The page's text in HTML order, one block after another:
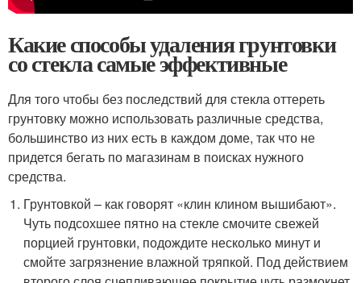
Какие способы удаления грунтовки
со стекла самые эффективные
Для того чтобы без последствий для стекла оттереть
грунтовку можно использовать различные средства,
большинство из них есть в каждом доме, так что не
придется бегать по магазинам в поисках нужного
средства.
Грунтовкой – как говорят «клин клином вышибают».
Чуть подсохшее пятно на стекле смочите свежей
порцией грунтовки, подождите несколько минут и
смойте загрязнение влажной тряпкой. Под действием